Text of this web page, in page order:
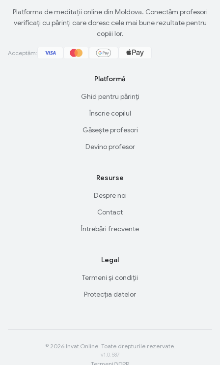
Platforma de meditații online din Moldova. Conectăm profesori
verificați cu părinți care doresc cele mai bune rezultate pentru
copiii lor.
Acceptăm:
Platformă
Ghid pentru părinți
Înscrie copilul
Găsește profesori
Devino profesor
Resurse
Despre noi
Contact
Întrebări frecvente
Legal
Termeni și condiții
Protecția datelor
© 2026 Invat.Online. Toate drepturile rezervate.
v1.0.587
TermeniGDPR